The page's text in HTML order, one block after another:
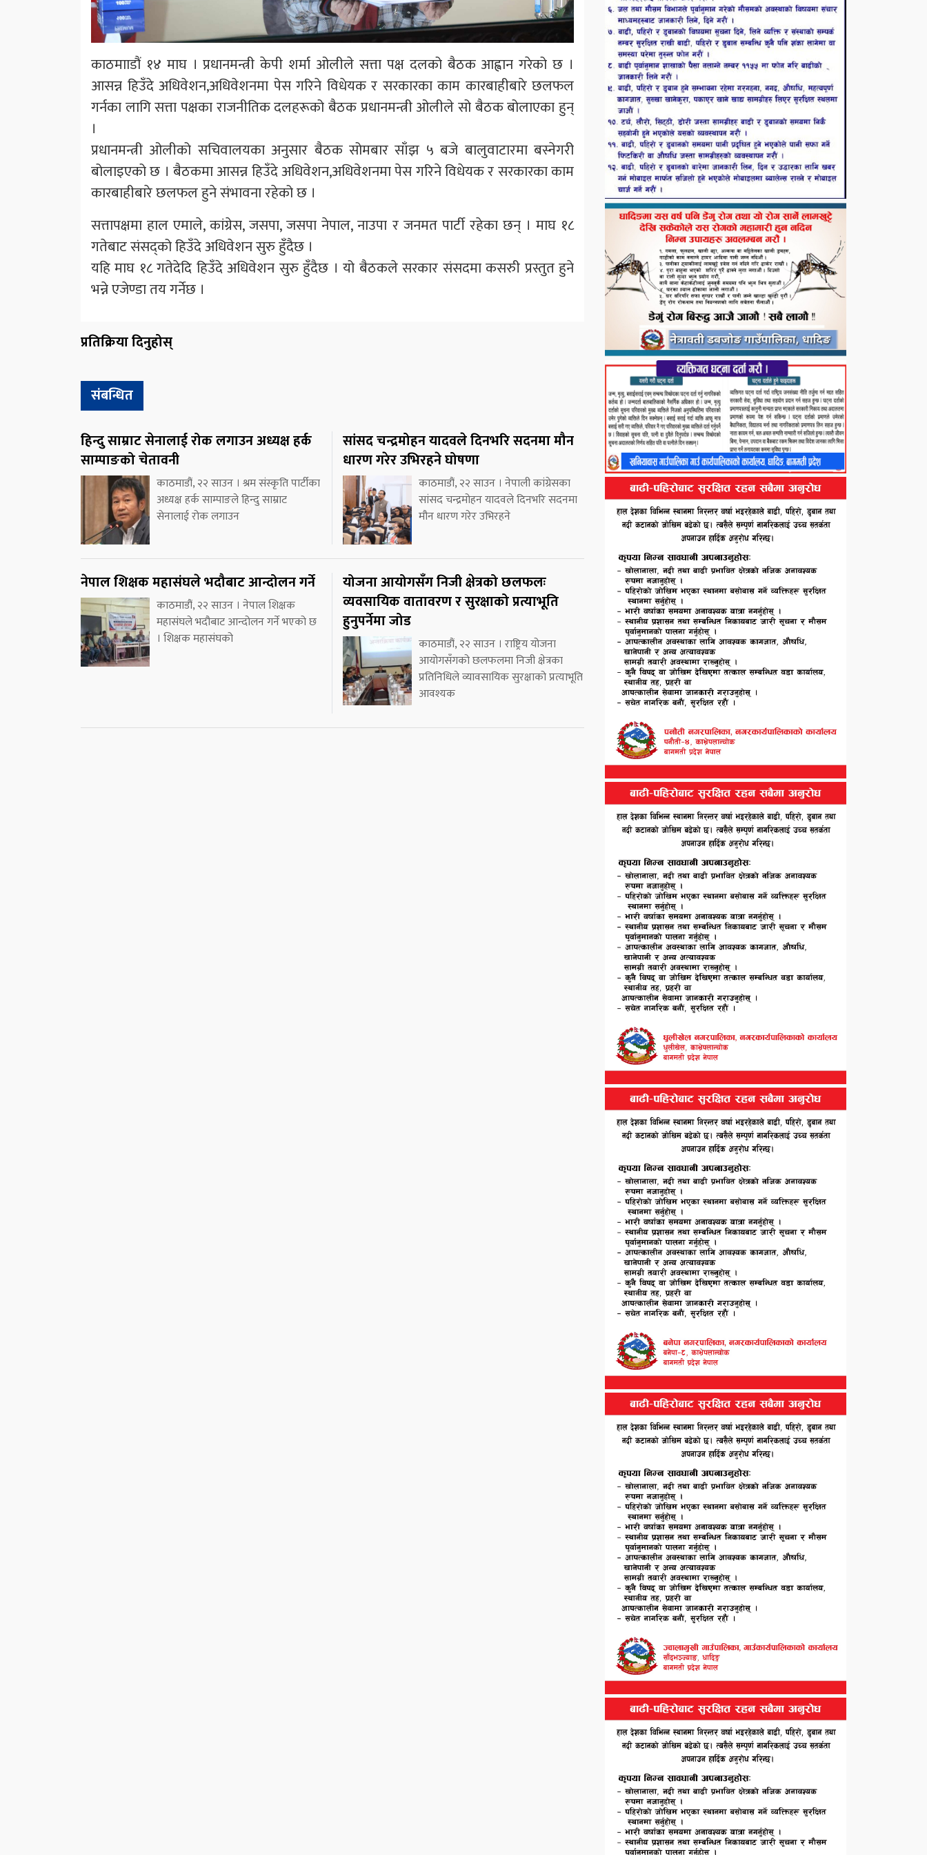
काठमााडौं १४ माघ । प्रधानमन्त्री केपी शर्मा ओलीले सत्ता पक्ष दलको बैठक आह्वान गरेको छ ।
आसन्न हिउँदे अधिवेशन,अधिवेशनमा पेस गरिने विधेयक र सरकारका काम कारबाहीबारे छलफल
गर्नका लागि सत्ता पक्षका राजनीतिक दलहरूको बैठक प्रधानमन्त्री ओलीले सो बैठक बोलाएका हुन्
।
प्रधानमन्त्री ओलीको सचिवालयका अनुसार बैठक सोमबार साँझ ५ बजे बालुवाटारमा बस्नेगरी
बोलाइएको छ । बैठकमा आसन्न हिउँदे अधिवेशन,अधिवेशनमा पेस गरिने विधेयक र सरकारका काम
कारबाहीबारे छलफल हुने संभावना रहेको छ ।
सत्तापक्षमा हाल एमाले, कांग्रेस, जसपा, जसपा नेपाल, नाउपा र जनमत पार्टी रहेका छन् । माघ १८
गतेबाट संसद्को हिउँदे अधिवेशन सुरु हुँदैछ ।
यहि माघ १८ गतेदेदि हिउँदे अधिवेशन सुरु हुँदैछ । यो बैठकले सरकार संसदमा कसरुी प्रस्तुत हुने
भन्ने एजेण्डा तय गर्नेछ ।
प्रतिक्रिया दिनुहोस्
संबन्धित
हिन्दु साम्राट सेनालाई रोक लगाउन अध्यक्ष हर्क
साम्पाङको चेतावनी
काठमाडौं, २२ साउन । श्रम संस्कृति पार्टीका
अध्यक्ष हर्क साम्पाङले हिन्दु साम्राट
सेनालाई रोक लगाउन
सांसद चन्द्रमोहन यादवले दिनभरि सदनमा मौन
धारण गरेर उभिरहने घोषणा
काठमाडौं, २२ साउन । नेपाली कांग्रेसका
सांसद चन्द्रमोहन यादवले दिनभरि सदनमा
मौन धारण गरेर उभिरहने
नेपाल शिक्षक महासंघले भदौबाट आन्दोलन गर्ने
काठमाडौं, २२ साउन । नेपाल शिक्षक
महासंघले भदौबाट आन्दोलन गर्ने भएको छ
। शिक्षक महासंघको
योजना आयोगसँग निजी क्षेत्रको छलफलः
व्यवसायिक वातावरण र सुरक्षाको प्रत्याभूति
हुनुपर्नेमा जोड
काठमाडौं, २२ साउन । राष्ट्रिय योजना
आयोगसँगको छलफलमा निजी क्षेत्रका
प्रतिनिधिले व्यावसायिक सुरक्षाको प्रत्याभूति
आवश्यक